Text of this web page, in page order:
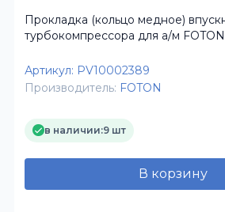
Прокладка (кольцо медное)
турбокомпрессора для а/м FOTON
Артикул: PV10002389
Производитель: FOTON
в наличии:9 шт
В корзину